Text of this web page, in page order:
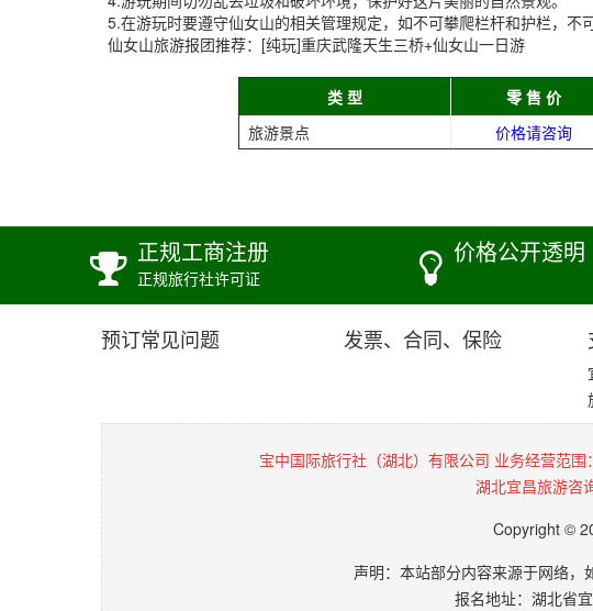
5.在游玩时要遵守仙女山的相关管理规定，如不可攀爬栏杆和护栏，不
仙女山旅游报团推荐：[纯玩]重庆武隆天生三桥+仙女山一日游
类 型 零 售 价
旅游景点
价格请咨询
正规工商注册
正规旅行社许可证
价格公开透明
预订常见问题 发票、合同、保险
宝中国际旅行社（湖北）有限公司 业务经营范
湖北宜昌旅游咨
Copyright ©
声明：本站部分内容来源于网络，
报名地址：湖北省